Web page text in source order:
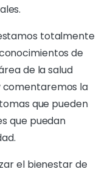
totalmente
de
de la salud
comentaremos la
que pueden
que puedan
el bienestar de